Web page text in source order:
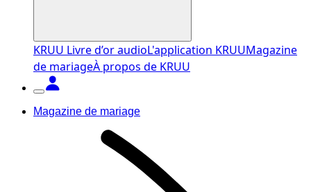
KRUU Livre d’or audioL'application KRUUMagazine
de mariageÀ propos de KRUU
Magazine de mariage